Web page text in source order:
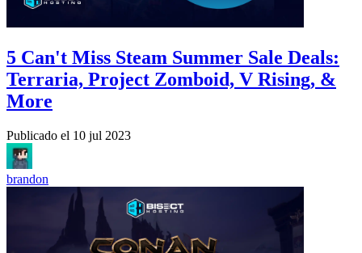
5 Can't Miss Steam Summer Sale Deals:
Terraria, Project Zomboid, V Rising, &
More
Publicado el 10 jul 2023
brandon